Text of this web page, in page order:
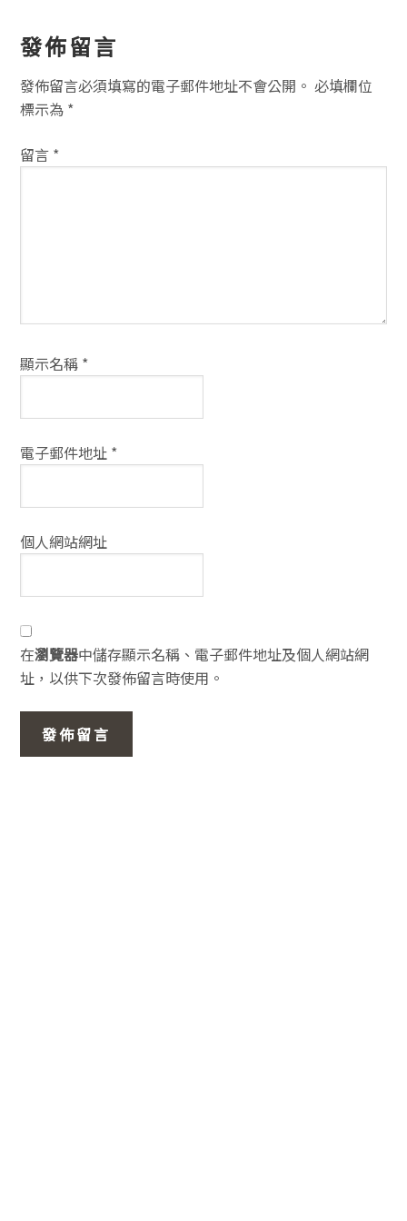
讀
者
互
動
方
發佈留言
發佈留言必須填寫的電子郵件地址不會公開。 必填欄位
標示為 *
留言 *
顯示名稱 *
電子郵件地址 *
個人網站網址
在瀏覽器中儲存顯示名稱、電子郵件地址及個人網站網
址，以供下次發佈留言時使用。